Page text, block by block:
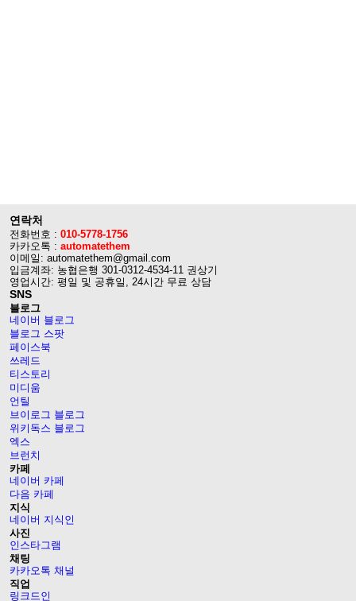
연락처
전화번호 : 010-5778-1756
카카오톡 : automatethem
이메일: automatethem@gmail.com
입금계좌: 농협은행 301-0312-4534-11 권상기
영업시간: 평일 및 공휴일, 24시간 무료 상담
SNS
블로그
네이버 블로그
블로그 스팟
페이스북
쓰레드
티스토리
미디움
언틸
브이로그 블로그
위키독스 블로그
엑스
브런치
카페
네이버 카페
다음 카페
지식
네이버 지식인
사진
인스타그램
채팅
카카오톡 채널
직업
링크드인